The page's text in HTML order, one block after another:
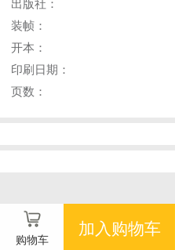
装帧：
开本：
印刷日期：
页数：
购物车
加入购物车